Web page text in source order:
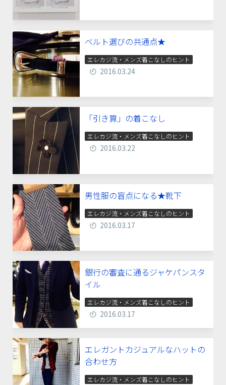
ベルト選びの共通点★
エレカジ流・メンズ着こなしのヒント
2016.03.24
「引き算」の着こなし
エレカジ流・メンズ着こなしのヒント
2016.03.22
男性服の盲点になる★靴下
エレカジ流・メンズ着こなしのヒント
2016.03.17
銀行の審査に通るジャケパンスタ
イル
エレカジ流・メンズ着こなしのヒント
2016.03.17
エレガントカジュアルなハットの
合わせ方
エレカジ流・メンズ着こなしのヒント